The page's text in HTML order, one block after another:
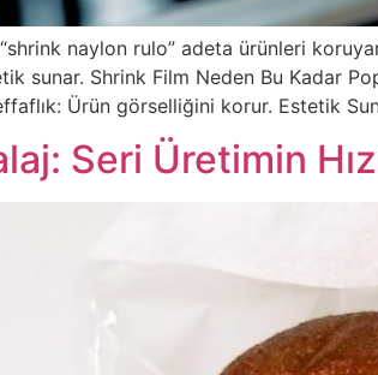
naylon rulo” adeta ürünleri
sunar. Shrink Film Neden Bu Kadar
Ürün görselliğini korur. Estetik
Seri Üretimin